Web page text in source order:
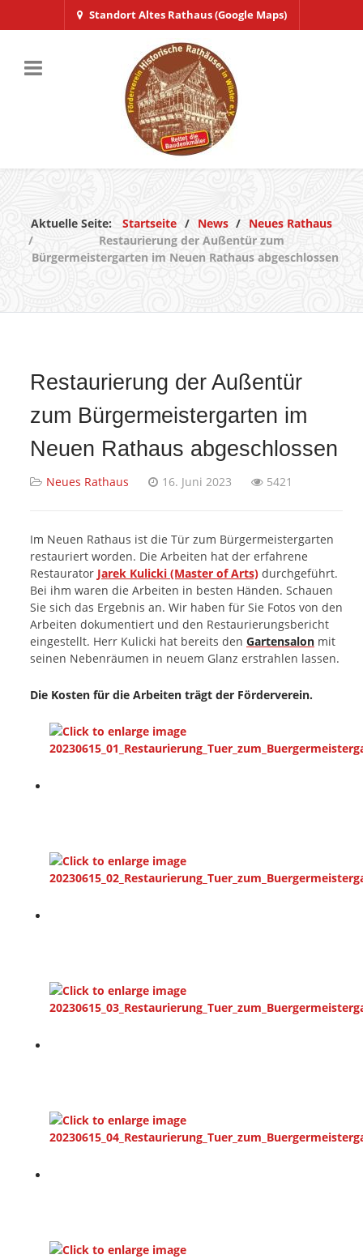
Standort Altes Rathaus (Google Maps)
Aktuelle Seite: Startseite News
Neues Rathaus
Restaurierung der Außentür zum
Bürgermeistergarten im Neuen Rathaus abgeschlossen
Restaurierung der Außentür
zum Bürgermeistergarten im
Neuen Rathaus abgeschlossen
Neues Rathaus 16. Juni 2023 5421
Im Neuen Rathaus ist die Tür zum Bürgermeistergarten
restauriert worden. Die Arbeiten hat der erfahrene
Restaurator Jarek Kulicki (Master of Arts) durchgeführt.
Bei ihm waren die Arbeiten in besten Händen. Schauen
Sie sich das Ergebnis an. Wir haben für Sie Fotos von den
Arbeiten dokumentiert und den Restaurierungsbericht
eingestellt. Herr Kulicki hat bereits den Gartensalon mit
seinen Nebenräumen in neuem Glanz erstrahlen lassen.
Die Kosten für die Arbeiten trägt der Förderverein.